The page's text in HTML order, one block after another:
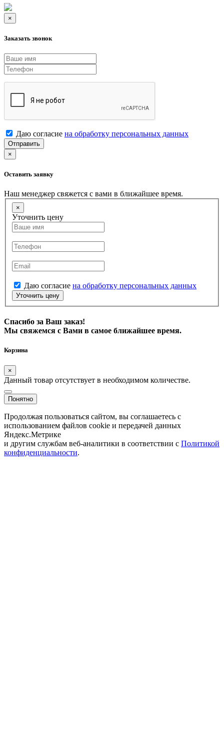
×
Заказать звонок
Даю согласие на обработку персональных данных
Отправить
×
Оставить заявку
Наш менеджер свяжется с вами в ближайшее время.
×
Уточнить цену
Даю согласие на обработку персональных данных
Уточнить цену
Спасибо за Ваш заказ!
Мы свяжемся с Вами в самое ближайшее время.
Корзина
×
Данный товар отсутствует в необходимом количестве.
Понятно
Продолжая пользоваться сайтом, вы соглашаетесь с
использованием файлов cookie и передачей данных
Яндекс.Метрике
и другим службам веб-аналитики в соответствии с Политикой
конфиденциальности.